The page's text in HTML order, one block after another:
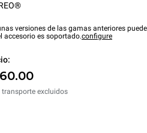
versiones de las gamas anteriores
accesorio es soportado.configure
transporte excluidos